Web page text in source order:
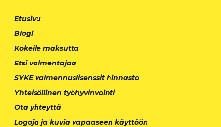
Etusivu
Blogi
Kokeile maksutta
Etsi valmentajaa
SYKE valmennuslisenssit hinnasto
Yhteisöllinen työhyvinvointi
Ota yhteyttä
Logoja ja kuvia vapaaseen käyttöön